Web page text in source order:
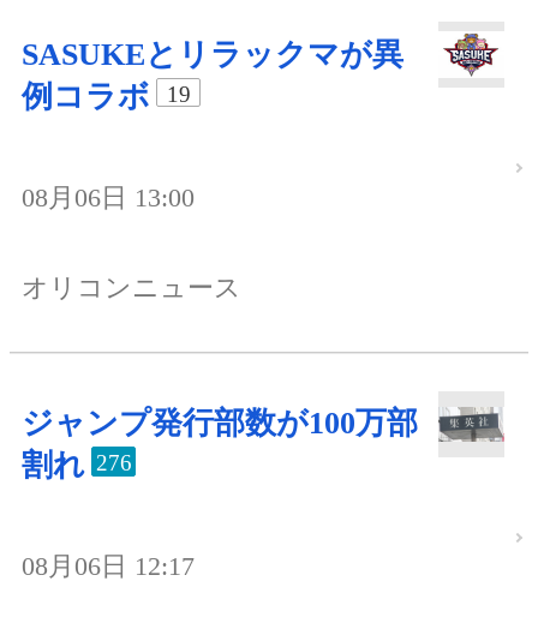
SASUKEとリラックマが異
例コラボ
19
08月06日 13:00
オリコンニュース
ジャンプ発行部数が100万部
割れ 276
08月06日 12:17